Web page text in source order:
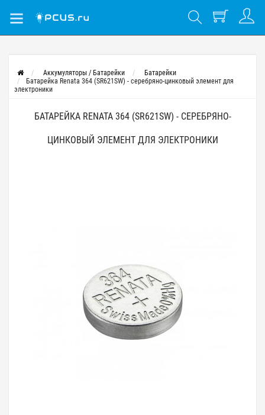
Аккумуляторы / Батарейки
Батарейки
Батарейка Renata 364 (SR621SW) - серебряно-цинковый элемент для
электроники
БАТАРЕЙКА RENATA 364 (SR621SW) - СЕРЕБРЯНО-
ЦИНКОВЫЙ ЭЛЕМЕНТ ДЛЯ ЭЛЕКТРОНИКИ